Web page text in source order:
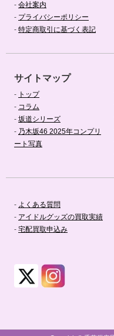
- 会社案内
- プライバシーポリシー
- 特定商取引に基づく表記
サイトマップ
- トップ
- コラム
- 坂道シリーズ
- 乃木坂46 2025年コンプリ
ート写真
- よくある質問
- アイドルグッズの買取実績
- 宅配買取申込み